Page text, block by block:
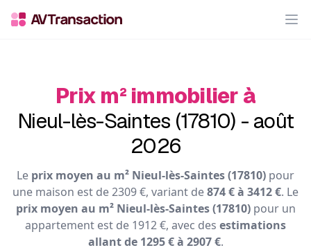
Prix m² immobilier à
Nieul-lès-Saintes (17810) - août
2026
Le prix moyen au m² Nieul-lès-Saintes (17810) pour
une maison est de 2309 €, variant de874 € à 3412 €. Le
prix moyen au m² Nieul-lès-Saintes (17810)pour un
appartement est de 1912 €, avec des estimations
allant de 1295 € à 2907 €.